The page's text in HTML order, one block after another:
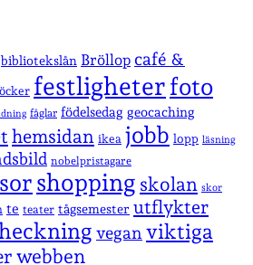
bibliotekslån Bröllop café &
festligheterfoto
fåglar födelsedag geocaching
hemsidan ikea jobb lopp läsning
nobelpristagare
shopping skolan skor
te teater tågsemester utflykter
vegan viktiga
webben